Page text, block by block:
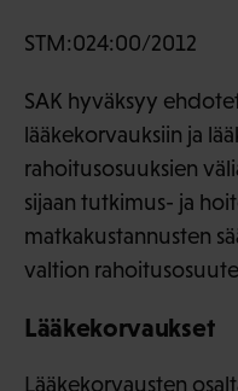
STM:024:00/2012
SAK hyväksyy
lääkekorvauksiin ja
rahoitusosuuksien
sijaan tutkimus- ja
matkakustannusten
valtion
Lääkekorvaukset
Lääkekorvausten